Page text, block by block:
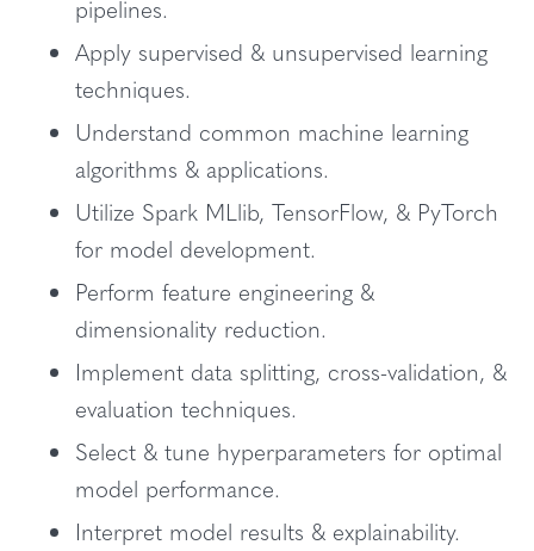
pipelines.
Apply supervised & unsupervised learning
techniques.
Understand common machine learning
algorithms & applications.
Utilize Spark MLlib, TensorFlow, & PyTorch
for model development.
Perform feature engineering &
dimensionality reduction.
Implement data splitting, cross-validation, &
evaluation techniques.
Select & tune hyperparameters for optimal
model performance.
Interpret model results & explainability.